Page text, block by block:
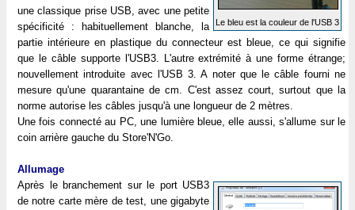
Le bleu est la couleur de l'USB 3
une classique prise USB, avec une petite
spécificité : habituellement blanche, la
partie intérieure en plastique du connecteur est bleue, ce qui signifie
que le câble supporte l'USB3. L'autre extrémité à une forme étrange;
nouvellement introduite avec l'USB 3. A noter que le câble fourni ne
mesure qu'une quarantaine de cm. C'est assez court, surtout que la
norme autorise les câbles jusqu'à une longueur de 2 mètres.
Une fois connecté au PC, une lumière bleue, elle aussi, s'allume sur le
coin arrière gauche du Store'N'Go.
Allumage
Après le branchement sur le port USB3
de notre carte mère de test, une gigabyte